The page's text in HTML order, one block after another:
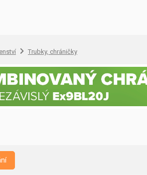
Trubky, chráničky